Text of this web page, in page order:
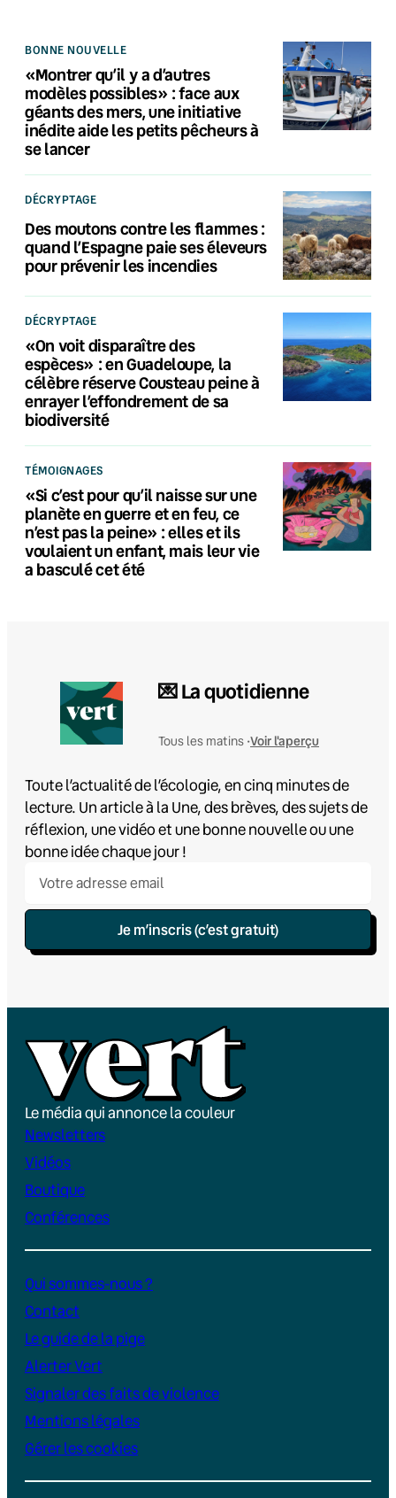
BONNE NOUVELLE
«Montrer qu’il y a d’autres
modèles possibles» : face aux
géants des mers, une initiative
inédite aide les petits pêcheurs à
se lancer
DÉCRYPTAGE
Des moutons contre les flammes :
quand l’Espagne paie ses éleveurs
pour prévenir les incendies
DÉCRYPTAGE
«On voit disparaître des
espèces» : en Guadeloupe, la
célèbre réserve Cousteau peine à
enrayer l’effondrement de sa
biodiversité
TÉMOIGNAGES
«Si c’est pour qu’il naisse sur une
planète en guerre et en feu, ce
n’est pas la peine» : elles et ils
voulaient un enfant, mais leur vie
a basculé cet été
💌 La quotidienne
Tous les matins •Voir l'aperçu
Toute l’actualité de l’écologie, en cinq minutes de
lecture. Un article à la Une, des brèves, des sujets de
réflexion, une vidéo et une bonne nouvelle ou une
bonne idée chaque jour !
Je m’inscris (c’est gratuit)
Le média qui annonce la couleur
Newsletters
Vidéos
Boutique
Conférences
Qui sommes-nous ?
Contact
Le guide de la pige
Alerter Vert
Signaler des faits de violence
Mentions légales
Gérer les cookies